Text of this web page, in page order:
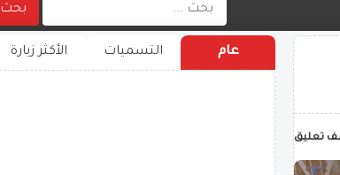
بحث
تعليق
عام التسميات الأكثر زيارة